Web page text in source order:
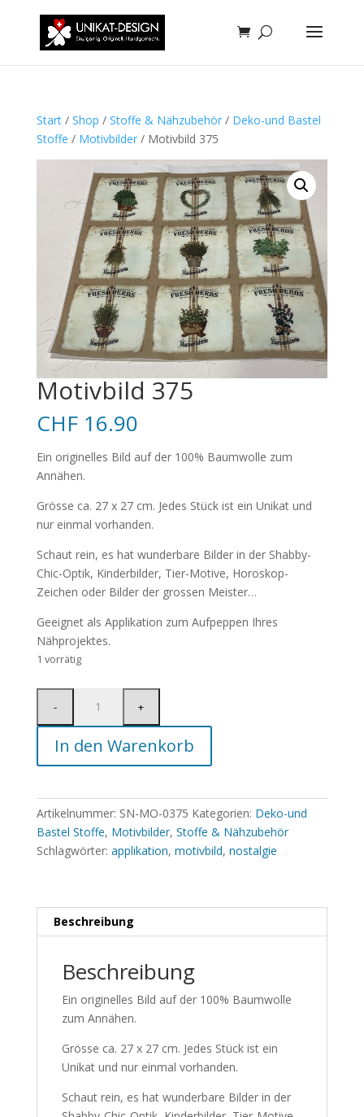
Start/ Shop / Stoffe & Nähzubehör/ Deko-und Bastel
Stoffe / Motivbilder/ Motivbild 375
Motivbild 375
CHF16.90
Ein originelles Bild auf der 100% Baumwolle zum
Annähen.
Grösse ca. 27 x 27 cm. Jedes Stück ist ein Unikat und
nur einmal vorhanden.
Schaut rein, es hat wunderbare Bilder in der Shabby-
Chic-Optik, Kinderbilder, Tier-Motive, Horoskop-
Zeichen oder Bilder der grossen Meister…
Geeignet als Applikation zum Aufpeppen Ihres
Nähprojektes.
1 vorrätig
In den Warenkorb
Artikelnummer: SN-MO-0375 Kategorien: Deko-und
Bastel Stoffe, Motivbilder, Stoffe & Nähzubehör
Schlagwörter: applikation, motivbild, nostalgie
Beschreibung
Beschreibung
Ein originelles Bild auf der 100% Baumwolle
zum Annähen.
Grösse ca. 27 x 27 cm. Jedes Stück ist ein
Unikat und nur einmal vorhanden.
Schaut rein, es hat wunderbare Bilder in der